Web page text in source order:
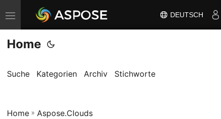
N
a
v
g
i
DEUTSCH
Home
Suche Kategorien Archiv Stichworte
Home » Aspose.Clouds